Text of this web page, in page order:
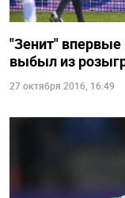
"Зенит" впервые
выбыл из
27 октября 2016, 16:49